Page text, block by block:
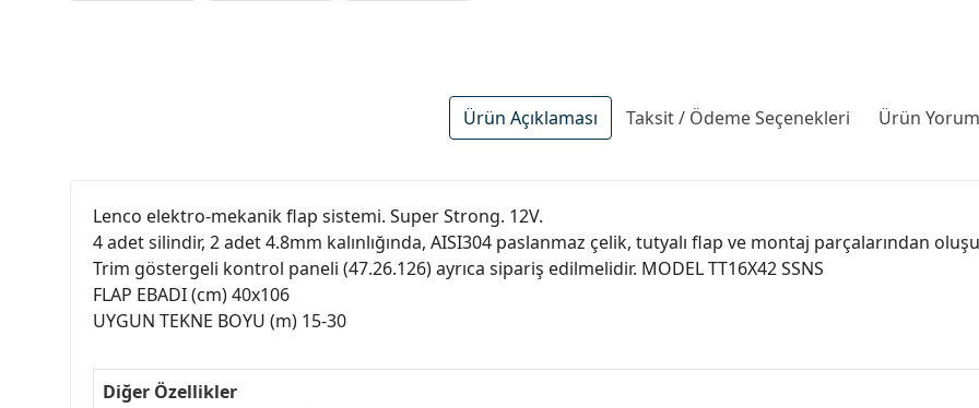
Ürün Açıklaması Taksit / Ödeme Seçenekleri Ürün
Lenco elektro-mekanik flap sistemi. Super Strong. 12V.
4 adet silindir, 2 adet 4.8mm kalınlığında, AISI304 paslanmaz çelik, tutyalı flap ve montaj parçalarından
Trim göstergeli kontrol paneli (47.26.126) ayrıca sipariş edilmelidir. MODEL TT16X42 SSNS
FLAP EBADI (cm) 40x106
UYGUN TEKNE BOYU (m) 15-30
Diğer Özellikler